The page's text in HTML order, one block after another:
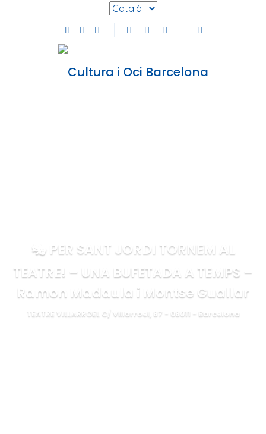
Selecciona l'idioma
Facebook de Cultura i Oci Barcelona (s'obre en
Instagram de Cultura i Oci Barcelona
Youtube de Cultura i Oci Barcelona
🎭 PER SANT JORDI TORNEM AL
TEATRE! – UNA BUFETADA A TEMPS –
Ramon Madaula i Montse Guallar
TEATRE VILLARROEL C/ Villarroel, 87 - 08011 - Barcelona